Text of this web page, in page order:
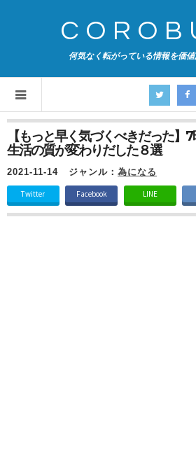
何気なく転がっている情報を価
【もっと早く気づくべきだった】
生活の質が変わりだした８選
2021-11-14 ジャンル： 為になる
Twitter Facebook LINE